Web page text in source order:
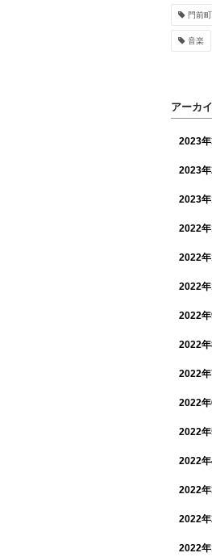
門前
音楽
アーカ
2023年
2023年
2023年
2022年
2022年
2022年
2022年
2022年
2022年
2022年
2022年
2022年
2022年
2022年
2022年